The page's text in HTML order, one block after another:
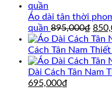
là:
695,000₫.là:
595,000₫.
Áo dài tân thời
quần 895,000₫ Giá
gốc
là:
Cách Tân Nam Thiết
Dài Cách Tân Nam
Giá
695,000₫